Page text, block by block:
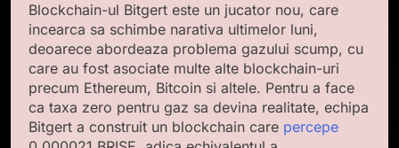
Blockchain-ul Bitgert este un jucator nou, care
incearca sa schimbe narativa ultimelor luni,
deoarece abordeaza problema gazului scump, cu
care au fost asociate multe alte blockchain-uri
precum Ethereum, Bitcoin si altele. Pentru a face
ca taxa zero pentru gaz sa devina realitate, echipa
Bitgert a construit un blockchain care percepe